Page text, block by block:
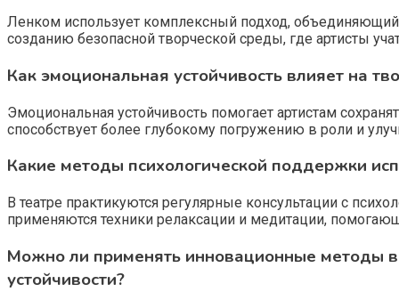
Ленком использует комплексный подход,
созданию безопасной творческой среды, где артисты
Как эмоциональная устойчивость влияет на
Эмоциональная устойчивость помогает артистам
способствует более глубокому погружению в роли и
Какие методы психологической поддержки
В театре практикуются регулярные консультации с
применяются техники релаксации и медитации,
Можно ли применять инновационные методы
устойчивости?